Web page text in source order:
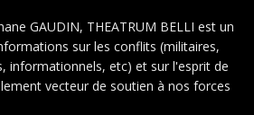
GAUDIN, THEATRUM BELLI est un
sur les conflits (militaires,
informationnels, etc) et sur l'esprit de
vecteur de soutien à nos forces